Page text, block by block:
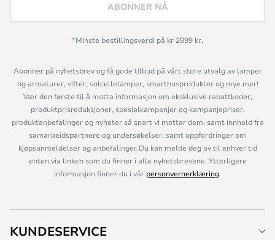
ABONNER NÅ
*Minste bestillingsverdi på kr 2899 kr.
Abonner på nyhetsbrev og få gode tilbud på vårt store utvalg av lamper
og armaturer, vifter, solcellelamper, smarthusprodukter og mye mer!
Vær den første til å motta informasjon om eksklusive rabattkoder,
produktprisreduksjoner, spesialkampanjer og kampanjepriser,
produktanbefalinger og nyheter så snart vi mottar dem, samt innhold fra
samarbeidspartnere og undersøkelser, samt oppfordringer om
kjøpsanmeldelser og anbefalinger.Du kan melde deg av til enhver tid
enten via linken som du finner i alle nyhetsbrevene. Ytterligere
informasjon finner du i vår personvernerklæring.
KUNDESERVICE